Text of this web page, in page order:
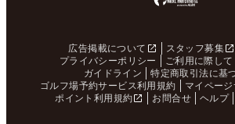
広告掲載について スタッフ募集
プライバシーポリシー
ご利用に際して
ガイドライン
特定商取引法に基
ゴルフ場予約サービス利用規約
マイペー
ポイント利用規約
お問合せ ヘルプ